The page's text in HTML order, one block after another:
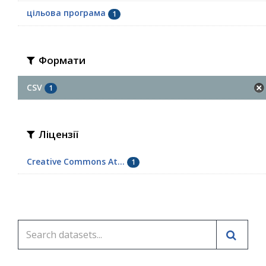
цільова програма 1
Формати
CSV 1
Ліцензії
Creative Commons At... 1